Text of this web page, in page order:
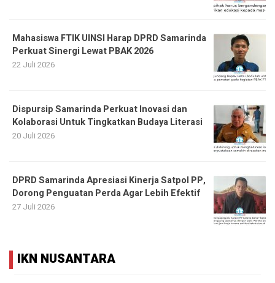
Mahasiswa FTIK UINSI Harap DPRD Samarinda
Perkuat Sinergi Lewat PBAK 2026
22 Juli 2026
Dispursip Samarinda Perkuat Inovasi dan
Kolaborasi Untuk Tingkatkan Budaya Literasi
20 Juli 2026
DPRD Samarinda Apresiasi Kinerja Satpol PP,
Dorong Penguatan Perda Agar Lebih Efektif
27 Juli 2026
IKN NUSANTARA